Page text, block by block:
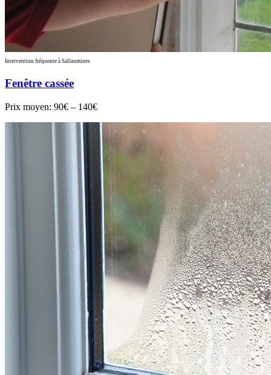
Intervention fréquente à Sallaumines
Fenêtre cassée
Prix moyen: 90€ – 140€